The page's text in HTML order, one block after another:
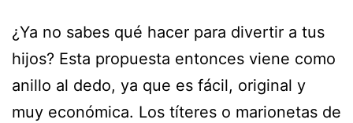
¿Ya no sabes qué hacer para divertir a tus
hijos? Esta propuesta entonces viene como
anillo al dedo, ya que es fácil, original y
muy económica. Los títeres o marionetas de